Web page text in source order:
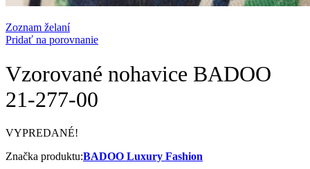
Zoznam želaní
Pridať na porovnanie
Vzorované nohavice BADOO
21-277-00
VYPREDANÉ!
Značka produktu:BADOO Luxury Fashion